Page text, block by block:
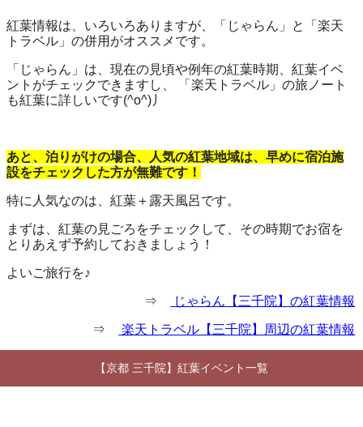
紅葉情報は、いろいろありますが、「じゃらん」と「楽天
トラベル」の併用がオススメです。
「じゃらん」は、現在の見頃や例年の紅葉時期、紅葉イベ
ントがチェックできますし、 「楽天トラベル」の旅ノート
も紅葉に詳しいです(^o^)丿
あと、泊りがけの場合、人気の紅葉地域は、早めに宿泊施
設をチェックした方が無難です！
特に人気なのは、紅葉＋露天風呂です。
まずは、紅葉の見ごろをチェックして、その時期でお宿を
とりあえず予約しておきましょう！
よいご旅行を♪
⇒ じゃらん【三千院】の紅葉情報
⇒ 楽天トラベル【三千院】周辺の紅葉情報
【京都 三千院】紅葉イベント一覧